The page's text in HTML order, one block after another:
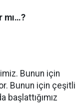
mı…?
Bunun için
Bunun için çeşitli
başlattığımız